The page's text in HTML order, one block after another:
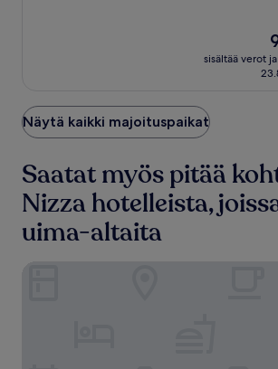
on
sisältää verot
Näytä kaikki majoituspaikat
Saatat myös pitää
Nizza hotelleista,
uima-altaita
Hôtel Aston La Scala